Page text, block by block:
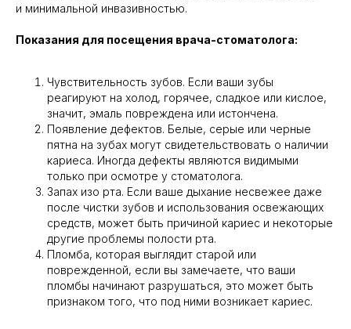
и минимальной инвазивностью.
Показания для посещения врача-стоматолога:
Чувствительность зубов. Если ваши зубы
реагируют на холод, горячее, сладкое или кислое,
значит, эмаль повреждена или истончена.
Появление дефектов. Белые, серые или черные
пятна на зубах могут свидетельствовать о наличии
кариеса. Иногда дефекты являются видимыми
только при осмотре у стоматолога.
Запах изо рта. Если ваше дыхание несвежее даже
после чистки зубов и использования освежающих
средств, может быть причиной кариес и некоторые
другие проблемы полости рта.
Пломба, которая выглядит старой или
поврежденной, если вы замечаете, что ваши
пломбы начинают разрушаться, это может быть
признаком того, что под ними возникает кариес.